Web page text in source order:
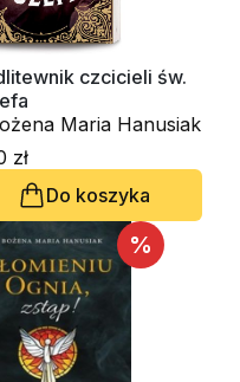
czcicieli św.
Maria Hanusiak
zł
Do koszyka
%